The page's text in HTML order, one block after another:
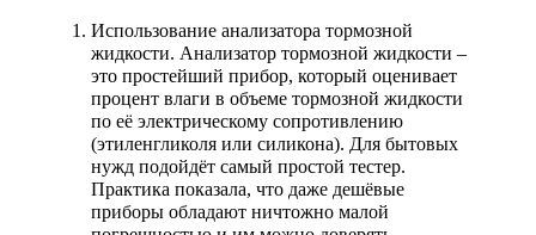
Использование анализатора тормозной
жидкости. Анализатор тормозной жидкости –
это простейший прибор, который оценивает
процент влаги в объеме тормозной жидкости
по её электрическому сопротивлению
(этиленгликоля или силикона). Для бытовых
нужд подойдёт самый простой тестер.
Практика показала, что даже дешёвые
приборы обладают ничтожно малой